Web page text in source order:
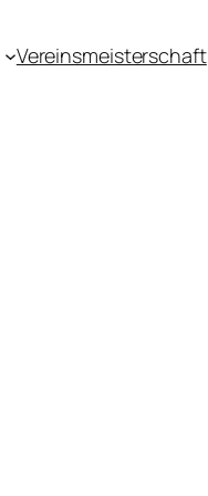
Vereinsmeisterschaft